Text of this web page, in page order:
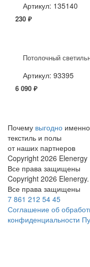
Артикул: 135140
230 ₽
Потолочный
Артикул: 93395
6 090 ₽
Почему выгодно
текстиль и полы
от наших партнеров
Copyright 2026 Elenergy
Все права защищены
Copyright 2026 Elenergy.
Все права защищены
7 861 212 54 45
Соглашение об
конфиденциальности